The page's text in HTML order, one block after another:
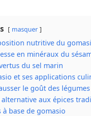
masquer
nutritive du
en minéraux du
du sel marin
et ses applications
le goût des légumes
alternative aux épices
à base de gomasio